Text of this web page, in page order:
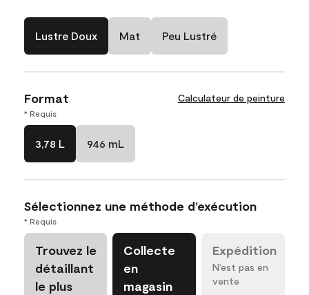
Lustre Doux Mat Peu Lustré
Format Calculateur de peinture
* Requis
3,78 L 946 mL
Sélectionnez une méthode d’exécution
* Requis
Trouvez le
détaillant
le plus
Collecte
en
magasin
Expédition
N’est pas en
vente